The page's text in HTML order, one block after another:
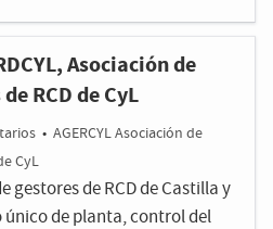
Asociación de
RCD de CyL
• AGERCYL Asociación de
CyL
gestores de RCD de Castilla y
de planta, control del